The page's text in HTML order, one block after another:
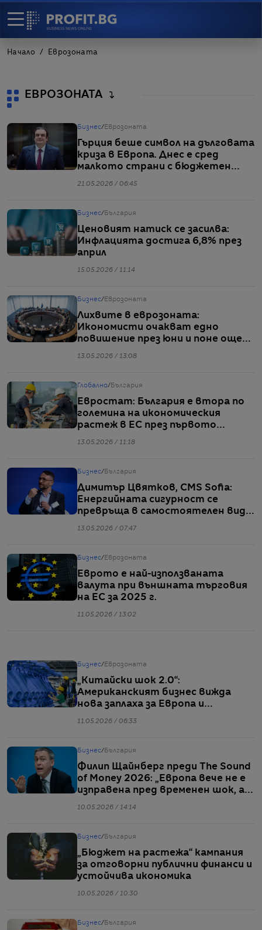
Начало Еврозоната
ЕВРОЗОНАТА
Бизнес/ Еврозоната
Гърция беше символ на дълговата
криза в Европа. Днес е сред
малкото страни с бюджетен
21.05.2026 / 06:45
Бизнес/ България
Ценовият натиск се засилва:
Инфлацията достига 6,8% през
април
15.05.2026 / 11:14
Бизнес/ Еврозоната
Лихвите в еврозоната:
Икономисти очакват едно
повишение през юни и поне още
13.05.2026 / 13:08
Глобално/ България
Евростат: България е втора по
големина на икономическия
растеж в ЕС през първото
13.05.2026 / 11:18
Бизнес/ България
Димитър Цвятков, CMS Sofia:
Енергийната сигурност се
превръща в самостоятелен вид
13.05.2026 / 07:47
Бизнес/ Еврозоната
Еврото е най-използваната
валута при външната търговия
на ЕС за 2025 г.
11.05.2026 / 13:02
Бизнес/ Еврозоната
„Китайски шок 2.0“:
Американският бизнес вижда
нова заплаха за Европа и
11.05.2026 / 06:33
Бизнес/ България
Филип Щайнберг преди The Sound
of Money 2026: „Европа вече не е
изправена пред временен шок, а
10.05.2026 / 14:14
Бизнес/ България
„Бюджет на растежа“ кампания
за отговорни публични финанси и
устойчива икономика
10.05.2026 / 10:30
Бизнес/ България